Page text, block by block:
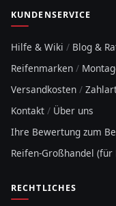
KUNDENSERVICE
Hilfe & Wiki / Blog &
Reifenmarken /
Versandkosten /
Kontakt / Über uns
Ihre Bewertung zum
Reifen-Großhandel (für
RECHTLICHES